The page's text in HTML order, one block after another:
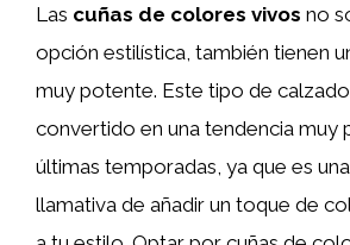
Las cuñas de colores vivos no
opción estilística, también tienen
muy potente. Este tipo de
convertido en una tendencia muy
últimas temporadas, ya que es
llamativa de añadir un toque de